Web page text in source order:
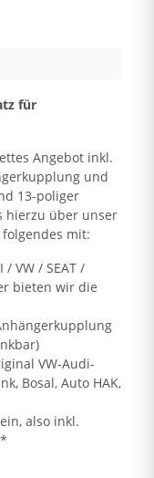
für
Angebot inkl.
und
13-poliger
hierzu über unser
mit:
VW / SEAT /
bieten wir die
VW-Audi-
Bosal, Auto HAK,
also inkl.